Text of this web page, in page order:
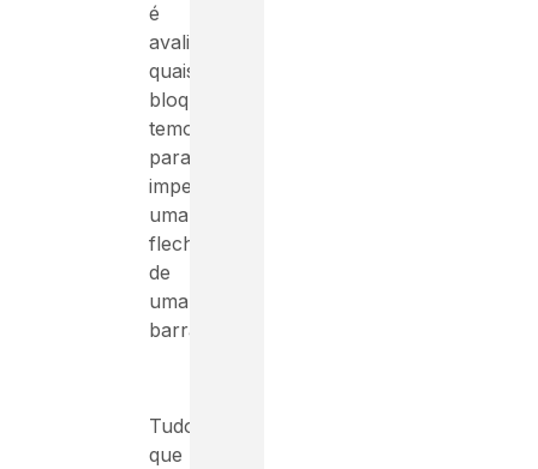
é
avaliar
quais
bloqueios
temos
para
impedir
uma
flecha
de
uma
barra.
Tudo
que